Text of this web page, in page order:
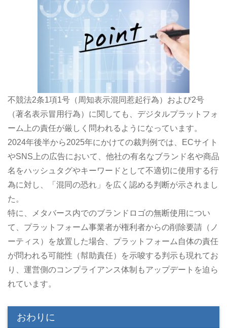
不競法2条1項1号（周知表示混同惹起行為）および2号
（著名表示冒用行為）に関しても、デジタルプラットフォ
ーム上の責任が厳しく問われるようになっています。
2024年後半から2025年にかけての裁判例では、ECサイト
やSNS上の広告において、他社の有名なブランド名や商品
名をハッシュタグやキーワードとして不適切に使用する行
為に対し、「混同の恐れ」を広く認める判断が示されまし
た。
特に、メタバース内でのブランドロゴの無断使用につい
て、プラットフォーム事業者が権利者からの削除要請（ノ
ーティス）を放置した場合、プラットフォーム自体の責任
が問われる可能性（幇助責任）を示唆する判示も現れてお
り、運営側のコンプライアンス体制もアップデートを迫ら
れています。
おわりに